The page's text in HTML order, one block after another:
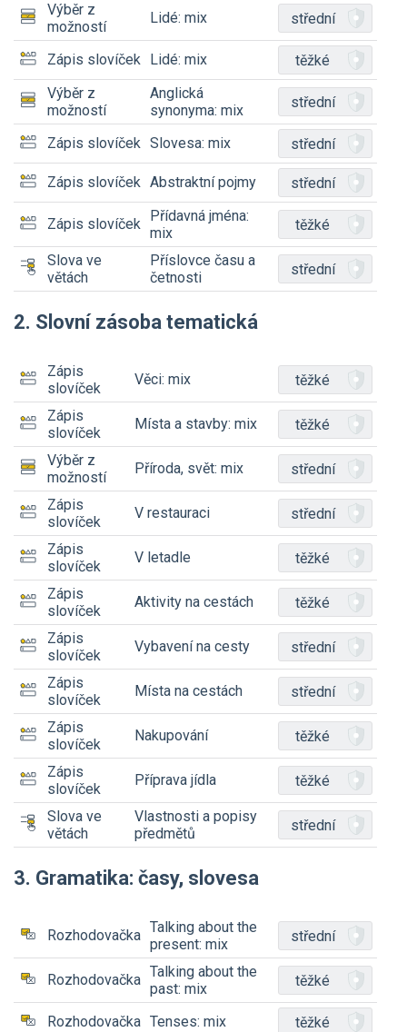
Výběr z
možností
Lidé: mix střední
Zápis slovíček Lidé: mix
těžké
Výběr z
možností
Anglická
synonyma: mix
střední
Zápis slovíček Slovesa: mix střední
Zápis slovíček Abstraktní pojmy střední
Zápis slovíček Přídavná jména:
mix
těžké
Slova ve
větách
Příslovce času a
četnosti
střední
2. Slovní zásoba tematická
Zápis
slovíček
Věci: mix těžké
Zápis
slovíček
Místa a stavby: mix těžké
Výběr z
možností
Příroda, svět: mix střední
Zápis
slovíček
V restauraci střední
Zápis
slovíček
V letadle těžké
Zápis
slovíček
Aktivity na cestách těžké
Zápis
slovíček
Vybavení na cesty střední
Zápis
slovíček
Místa na cestách střední
Zápis
slovíček
Nakupování těžké
Zápis
slovíček
Příprava jídla těžké
Slova ve
větách
Vlastnosti a popisy
předmětů
střední
3. Gramatika: časy, slovesa
Rozhodovačka Talking about the
present: mix
střední
Rozhodovačka Talking about the
past: mix
těžké
Rozhodovačka Tenses: mix těžké